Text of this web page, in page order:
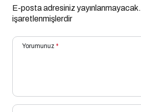
E-posta adresiniz yayınlanmayacak.
işaretlenmişlerdir
Yorumunuz *